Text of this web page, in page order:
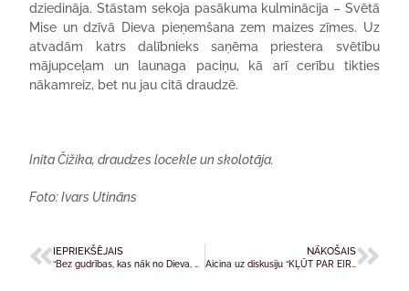
dziedināja. Stāstam sekoja pasākuma kulminācija – Svētā
Mise un dzīvā Dieva pieņemšana zem maizes zīmes. Uz
atvadām katrs dalībnieks saņēma priestera svētību
mājupceļam un launaga paciņu, kā arī cerību tikties
nākamreiz, bet nu jau citā draudzē.
Inita Čižika, draudzes locekle un skolotāja.
Foto: Ivars Utināns
IEPRIEKŠĒJAIS NĀKOŠAIS